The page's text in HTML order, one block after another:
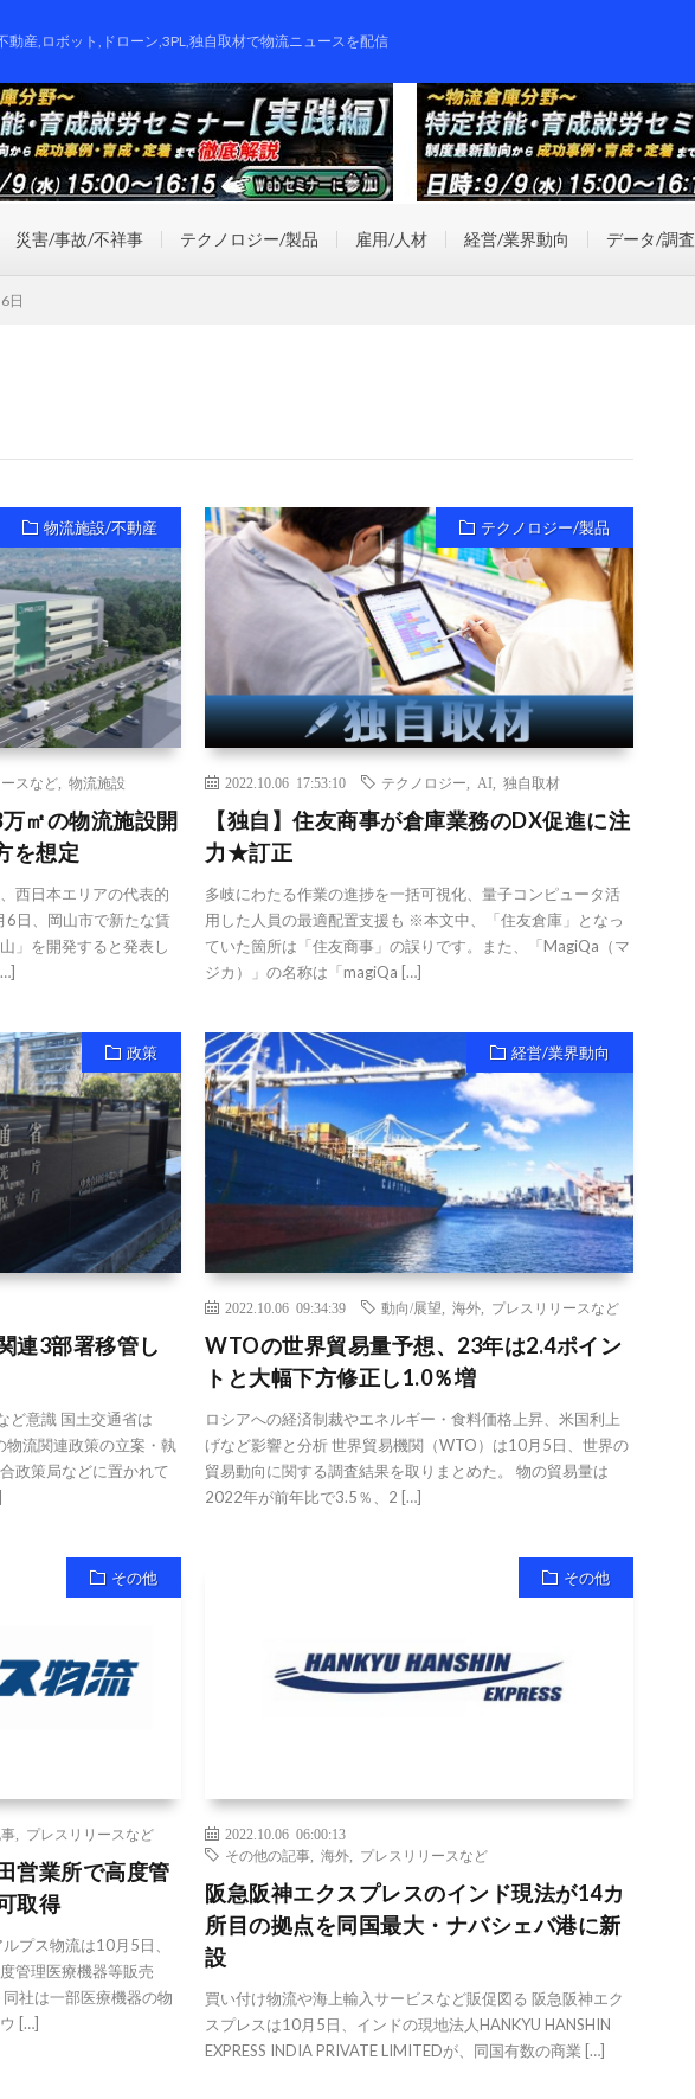
動産,ロボット,ドローン,3PL,独自取材で物流ニュースを配信
災害/事故/不祥事 テクノロジー/製品 雇用/人材 経営/業界動向 データ/調査
6日
物流施設/不動産
スなど 物流施設
㎡の物流施設開
を想定
西日本エリアの代表的
6日、岡山市で新たな賃
」を開発すると発表し
テクノロジー/製品
2022.10.06 17:53:10 テクノロジー AI ,独自取材
【独自】住友商事が倉庫業務のDX促進に注
力★訂正
多岐にわたる作業の進捗を一括可視化、量子コンピュータ活
用した人員の最適配置支援も ※本文中、「住友倉庫」となっ
ていた箇所は「住友商事」の誤りです。また、「MagiQa（マ
ジカ）」の名称は「magiQa […]
政策
連3部署移管し
ど意識 国土交通省は
流関連政策の立案・執
政策局などに置かれて
経営/業界動向
2022.10.06 09:34:39 動向/展望 ,海外 プレスリリースなど
WTOの世界貿易量予想、23年は2.4ポイン
トと大幅下方修正し1.0％増
ロシアへの経済制裁やエネルギー・食料価格上昇、米国利上
げなど影響と分析 世界貿易機関（WTO）は10月5日、世界の
貿易動向に関する調査結果を取りまとめた。 物の貿易量は
2022年が前年比で3.5％、2 […]
その他
プレスリリースなど
営業所で高度管
取得
プス物流は10月5日、
管理医療機器等販売
社は一部医療機器の物
[…]
その他
2022.10.06 06:00:13
その他の記事 ,海外 プレスリリースなど
阪急阪神エクスプレスのインド現法が14カ
所目の拠点を同国最大・ナバシェバ港に新
設
買い付け物流や海上輸入サービスなど販促図る 阪急阪神エク
スプレスは10月5日、インドの現地法人HANKYU HANSHIN
EXPRESS INDIA PRIVATE LIMITEDが、同国有数の商業 […]